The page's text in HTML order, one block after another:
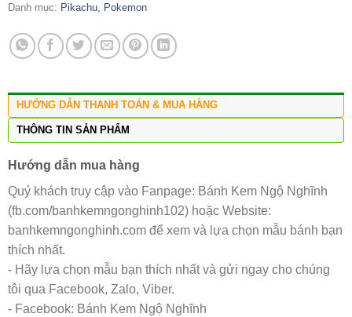
Danh mục: Pikachu, Pokemon
HƯỚNG DẪN THANH TOÁN & MUA HÀNG
THÔNG TIN SẢN PHẨM
Hướng dẫn mua hàng
Quý khách truy cập vào Fanpage: Bánh Kem Ngộ Nghĩnh
(fb.com/banhkemngonghinh102) hoặc Website:
banhkemngonghinh.com để xem và lựa chọn mẫu bánh bạn
thích nhất.
- Hãy lựa chọn mẫu bạn thích nhất và gửi ngay cho chúng
tôi qua Facebook, Zalo, Viber.
- Facebook: Bánh Kem Ngộ Nghĩnh